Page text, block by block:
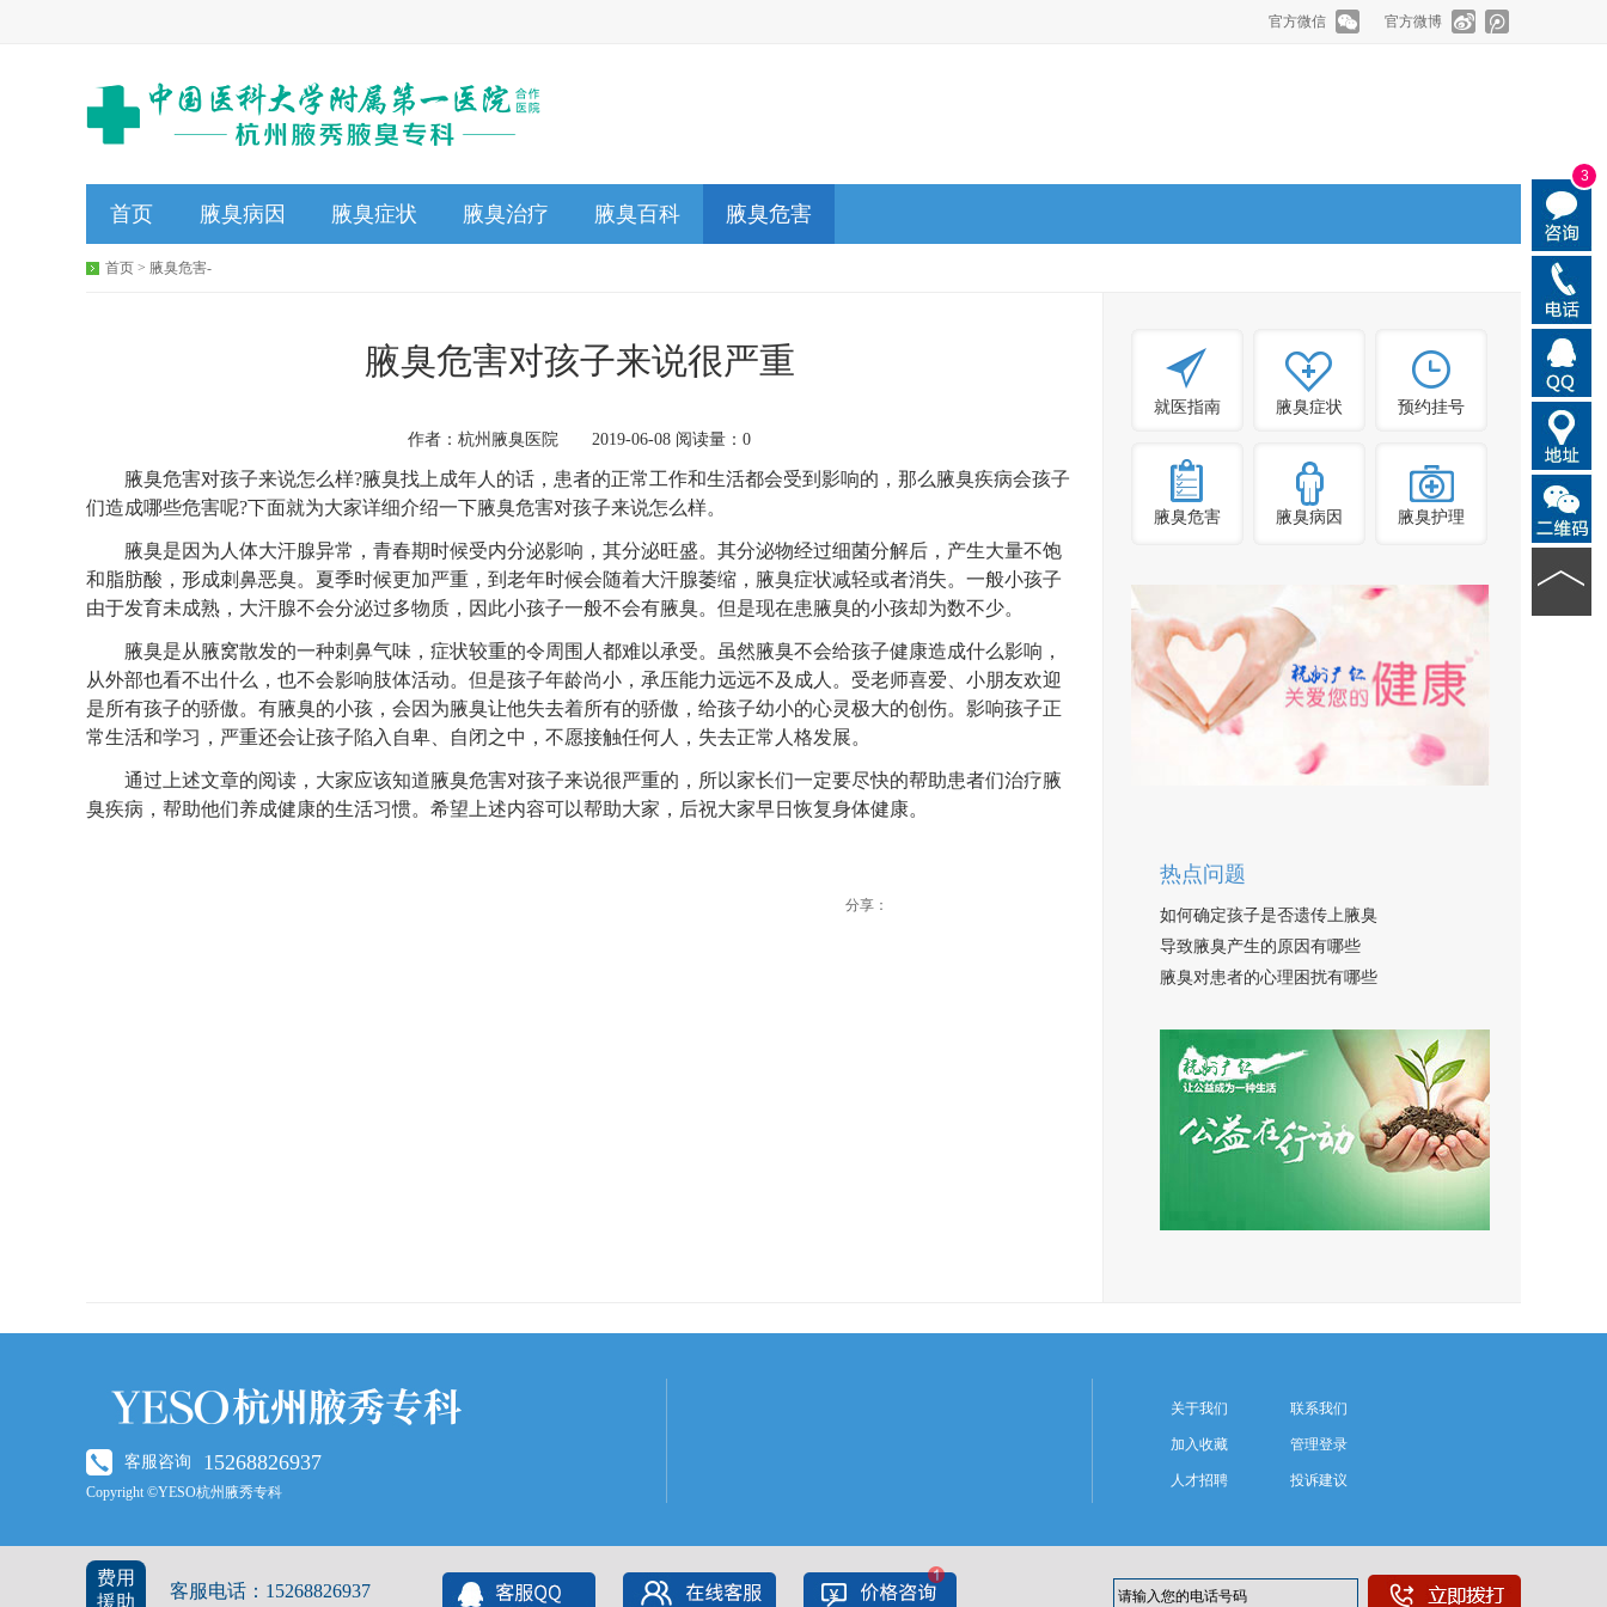
3
费用
援助
客服电话：15268826937
官方微信 官方微博
首页 腋臭病因 腋臭症状 腋臭治疗 腋臭百科 腋臭危害
首页 > 腋臭危害-
腋臭危害对孩子来说很严重
作者：杭州腋臭医院 2019-06-08 阅读量：0
腋臭危害对孩子来说怎么样?腋臭找上成年人的话，患者的正常工作和生活都会受到影响的，那么腋臭疾病会孩子
们造成哪些危害呢?下面就为大家详细介绍一下腋臭危害对孩子来说怎么样。
腋臭是因为人体大汗腺异常，青春期时候受内分泌影响，其分泌旺盛。其分泌物经过细菌分解后，产生大量不饱
和脂肪酸，形成刺鼻恶臭。夏季时候更加严重，到老年时候会随着大汗腺萎缩，腋臭症状减轻或者消失。一般小孩子
由于发育未成熟，大汗腺不会分泌过多物质，因此小孩子一般不会有腋臭。但是现在患腋臭的小孩却为数不少。
腋臭是从腋窝散发的一种刺鼻气味，症状较重的令周围人都难以承受。虽然腋臭不会给孩子健康造成什么影响，
从外部也看不出什么，也不会影响肢体活动。但是孩子年龄尚小，承压能力远远不及成人。受老师喜爱、小朋友欢迎
是所有孩子的骄傲。有腋臭的小孩，会因为腋臭让他失去着所有的骄傲，给孩子幼小的心灵极大的创伤。影响孩子正
常生活和学习，严重还会让孩子陷入自卑、自闭之中，不愿接触任何人，失去正常人格发展。
通过上述文章的阅读，大家应该知道腋臭危害对孩子来说很严重的，所以家长们一定要尽快的帮助患者们治疗腋
臭疾病，帮助他们养成健康的生活习惯。希望上述内容可以帮助大家，后祝大家早日恢复身体健康。
分享：
就医指南 腋臭症状 预约挂号
腋臭危害 腋臭病因 腋臭护理
热点问题
如何确定孩子是否遗传上腋臭
导致腋臭产生的原因有哪些
腋臭对患者的心理困扰有哪些
客服咨询 15268826937
Copyright ©YESO杭州腋秀专科
关于我们 联系我们
加入收藏 管理登录
人才招聘 投诉建议